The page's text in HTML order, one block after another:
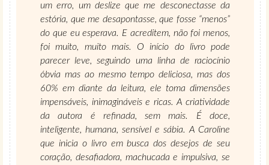
um erro, um deslize que me desconectasse da
estória, que me desapontasse, que fosse “menos”
do que eu esperava. E acreditem, não foi menos,
foi muito, muito mais. O início do livro pode
parecer leve, seguindo uma linha de raciocínio
óbvia mas ao mesmo tempo deliciosa, mas dos
60% em diante da leitura, ele toma dimensões
impensáveis, inimagináveis e ricas. A criatividade
da autora é refinada, sem mais. É doce,
inteligente, humana, sensível e sábia. A Caroline
que inicia o livro em busca dos desejos de seu
coração, desafiadora, machucada e impulsiva, se